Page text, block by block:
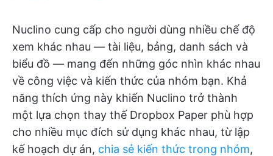
Nuclino cung cấp cho người dùng nhiều chế độ
xem khác nhau — tài liệu, bảng, danh sách và
biểu đồ — mang đến những góc nhìn khác nhau
về công việc và kiến thức của nhóm bạn. Khả
năng thích ứng này khiến Nuclino trở thành
một lựa chọn thay thế Dropbox Paper phù hợp
cho nhiều mục đích sử dụng khác nhau, từ lập
kế hoạch dự án, chia sẻ kiến thức trong nhóm,